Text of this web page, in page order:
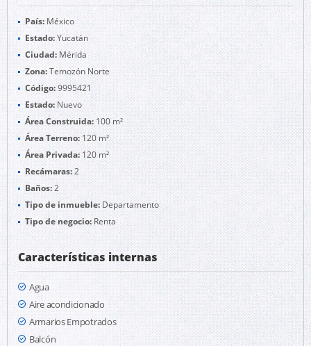
País:México
Estado:Yucatán
Ciudad:Mérida
Zona:Temozón Norte
Código:9995421
Estado:Nuevo
Área Construida:100 m²
Área Terreno:120 m²
Área Privada:120 m²
Recámaras:2
Baños:2
Tipo de inmueble:Departamento
Tipo de negocio:Renta
Características internas
Agua
Aire acondicionado
Armarios Empotrados
Balcón